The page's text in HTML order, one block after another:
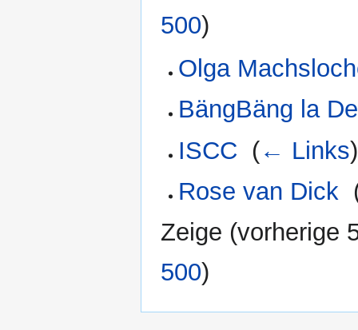
500)
Olga
BängBäng la
ISCC (← Links)
Rose van Dick
Zeige (vorherige
500)